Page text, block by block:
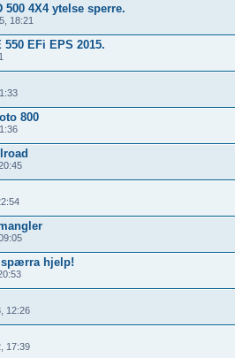
500 4X4 ytelse sperre.
18:21
550 EFi EPS 2015.
800
spærra hjelp!
12:26
17:39